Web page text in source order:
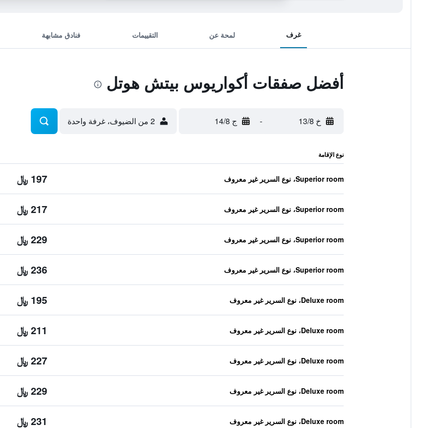
غرف لمحة عن التقييمات فنادق مشابهة
أفضل صفقات أكواريوس بيتش هوتل
خ 13/8 - ج 14/8 2 من الضيوف، غرفة واحدة
نوع الإقامة
Superior room، نوع السرير غير معروف 197 ﷼
Superior room، نوع السرير غير معروف 217 ﷼
Superior room، نوع السرير غير معروف 229 ﷼
Superior room، نوع السرير غير معروف 236 ﷼
Deluxe room، نوع السرير غير معروف 195 ﷼
Deluxe room، نوع السرير غير معروف 211 ﷼
Deluxe room، نوع السرير غير معروف 227 ﷼
Deluxe room، نوع السرير غير معروف 229 ﷼
Deluxe room، نوع السرير غير معروف 231 ﷼